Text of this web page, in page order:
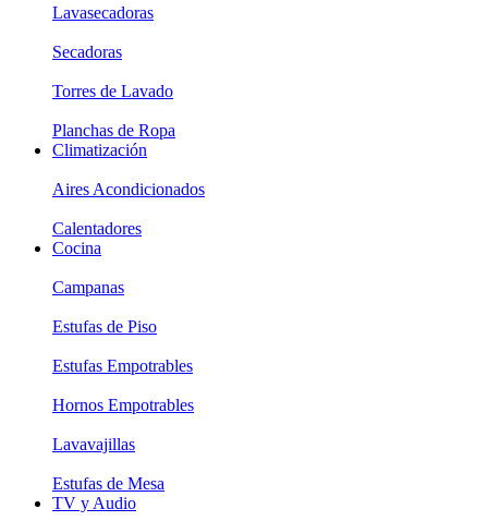
Lavasecadoras
Secadoras
Torres de Lavado
Planchas de Ropa
Climatización
Aires Acondicionados
Calentadores
Cocina
Campanas
Estufas de Piso
Estufas Empotrables
Hornos Empotrables
Lavavajillas
Estufas de Mesa
TV y Audio